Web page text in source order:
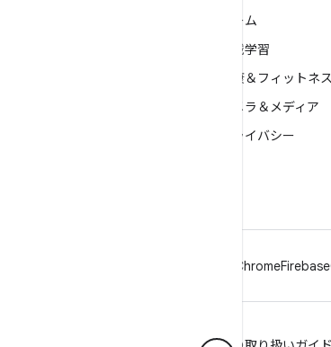
ゲーム
機械学習
健康＆フィットネス
カメラ＆メディア
プライバシー
ChromeFirebase